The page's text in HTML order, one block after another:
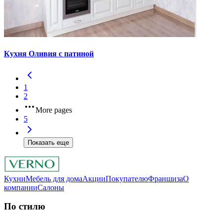
Кухня Оливия с патиной
1
2
More pages
5
Показать еще
КухниМебель для домаАкцииПокупателюФраншизаО
компанииСалоны
По стилю